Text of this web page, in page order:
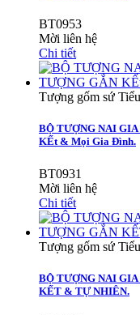
BT0953
Mời liên hệ
Chi tiết
Tượng gốm sứ
BỘ TƯỢNG NAI
KẾt & Mọi Gia Đình.
BT0931
Mời liên hệ
Chi tiết
Tượng gốm sứ
BỘ TƯỢNG NAI
KẾT & TỰ NHIÊN.